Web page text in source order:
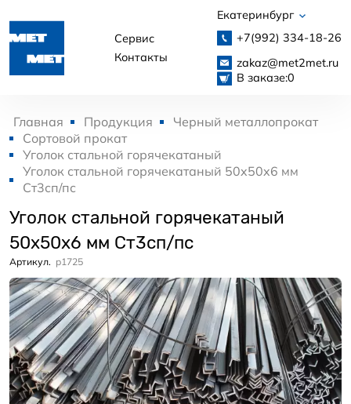
Сервис
Контакты
Екатеринбург
+7(992) 334-18-26
zakaz@met2met.ru
В заказе:0
Главная Продукция
Черный металлопрокат
Сортовой прокат
Уголок стальной горячекатаный
Уголок стальной горячекатаный 50x50x6 мм
Ст3сп/пс
Уголок стальной горячекатаный
50x50x6 мм Ст3сп/пс
Артикул. p1725